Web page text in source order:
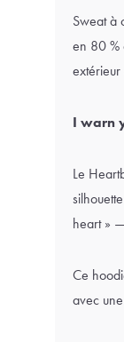
Sweat à
en 80 %
I warn
Le
heart »
Ce
avec